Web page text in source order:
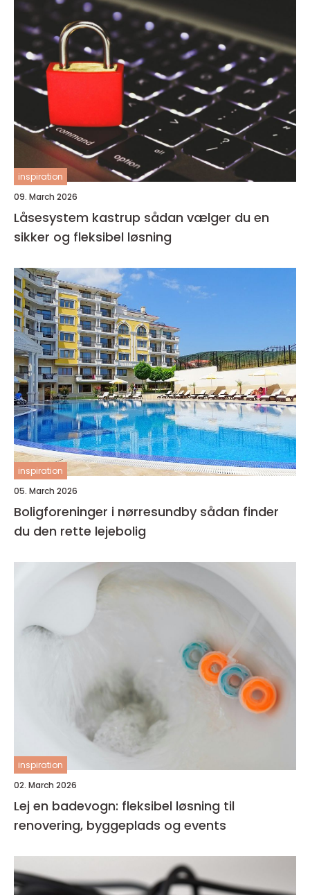
inspiration
09. March 2026
Låsesystem kastrup sådan vælger du en
sikker og fleksibel løsning
inspiration
05. March 2026
Boligforeninger i nørresundby sådan finder
du den rette lejebolig
inspiration
02. March 2026
Lej en badevogn: fleksibel løsning til
renovering, byggeplads og events